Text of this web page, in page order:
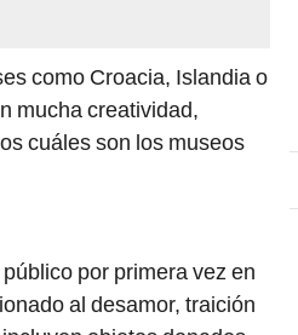
como Croacia, Islandia o
mucha creatividad,
cuáles son los museos
por primera vez en
al desamor, traición